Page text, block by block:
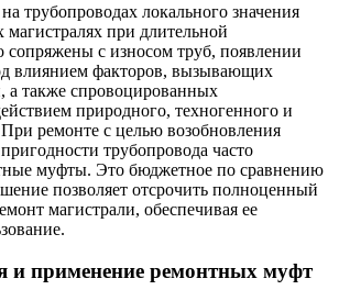
трубопроводах локального значения
при длительной
сопряжены с износом труб, появлении
влиянием факторов, вызывающих
а также спровоцированных
природного, техногенного и
При ремонте с целью возобновления
трубопровода часто
муфты. Это бюджетное по сравнению
позволяет отсрочить полноценный
магистрали, обеспечивая ее
и применение ремонтных муфт